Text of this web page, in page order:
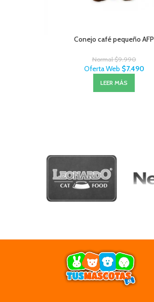
Conejo café pequeño AFP
Normal$9.990
Oferta Web $7.490
LEER MÁS